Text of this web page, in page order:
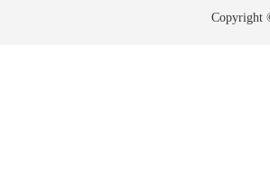
Copyright